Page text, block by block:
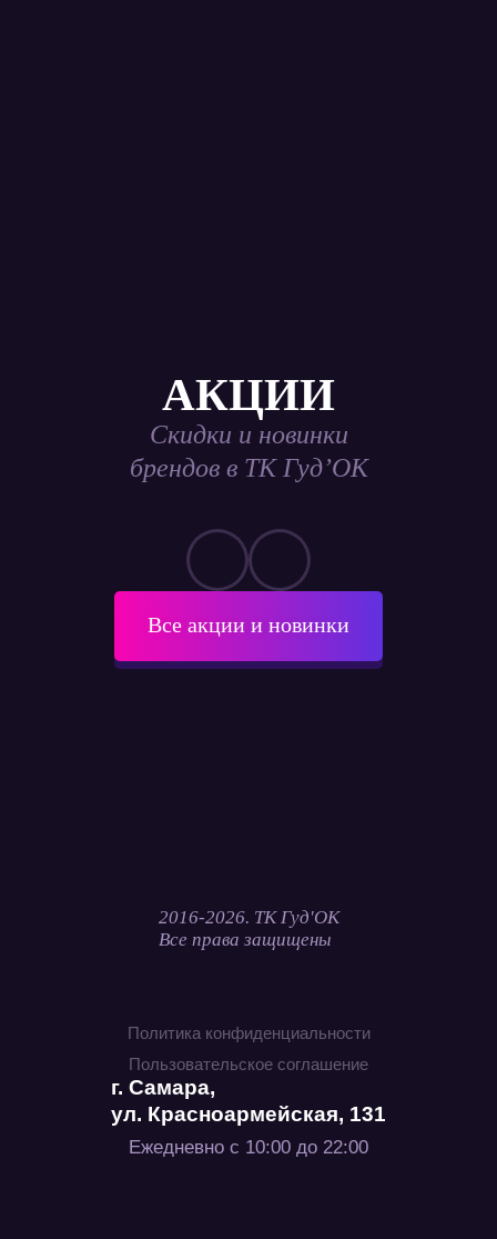
АКЦИИ
Скидки и новинки
брендов в ТК Гуд’ОК
Все акции и новинки
2016-2026. ТК Гуд'ОК
Все права защищены
Политика конфиденциальности
Пользовательское соглашение
г. Самара,
ул. Красноармейская, 131
Ежедневно с 10:00 до 22:00